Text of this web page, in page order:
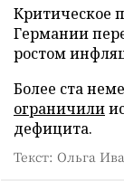
Критическое
Германии
ростом
Более ста
ограничили
дефицита.
Текст: Ольга